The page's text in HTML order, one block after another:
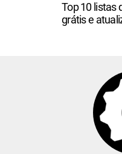
Top 10 listas
grátis e